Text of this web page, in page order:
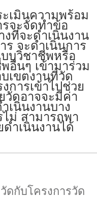
เมินความพร้อม
จะจัดทําข้อ
ที่จะดําเนินงาน
ร จะดําเนินการ
บวิชาชีพหรือ
อื่นๆ เข้ามาร่วม
เขตงานที่วัด
การเข้าไปช่วย
วัดอาจจะมีค่า
เนินงานบาง
ม่ สามารถพา
าเนินงานได้
กับโครงการวัด